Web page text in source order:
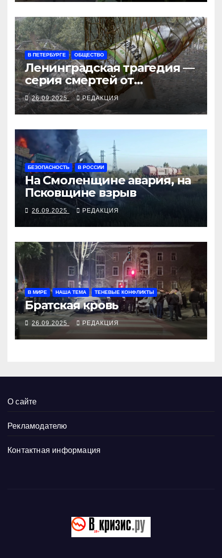
В ПЕТЕРБУРГЕ ОБЩЕСТВО
Ленинградская трагедия —
серия смертей от
алкосуррогата
26.09.2025 РЕДАКЦИЯ
БЕЗОПАСНОСТЬ В РОССИИ
На Смоленщине авария, на
Псковщине взрыв
26.09.2025 РЕДАКЦИЯ
В МИРЕ НАША ТЕМА ТЕНЕВЫЕ КОНФЛИКТЫ
Братская кровь
26.09.2025 РЕДАКЦИЯ
О сайте
Рекламодателю
Контактная информация